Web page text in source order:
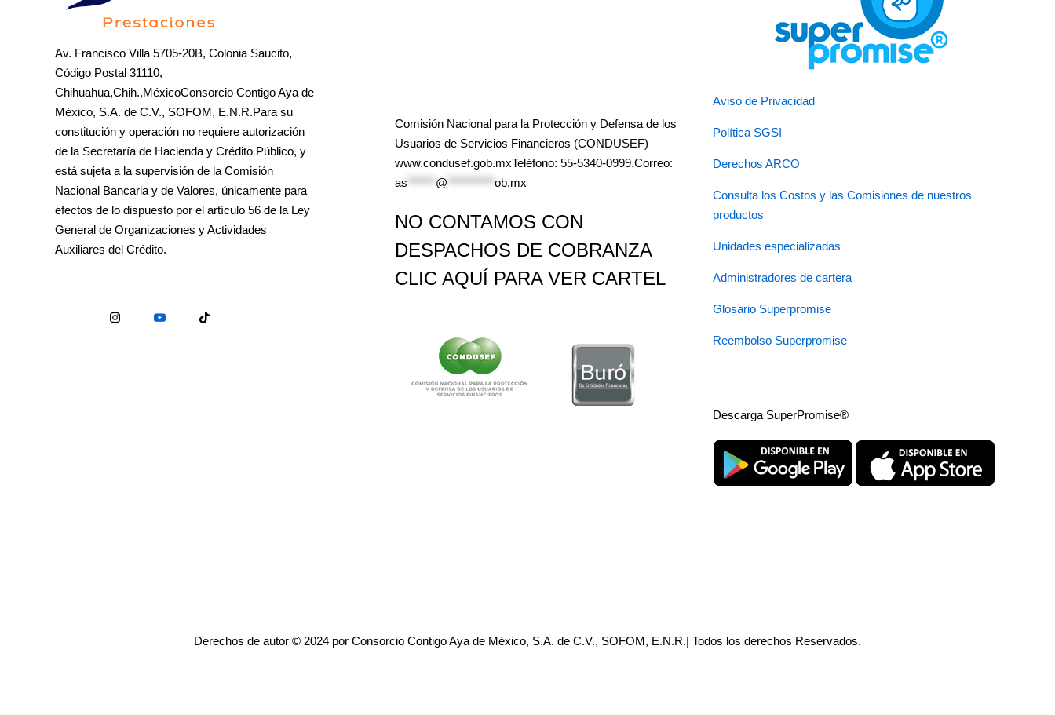
Av. Francisco Villa 5705-20B, Colonia Saucito,
Código Postal 31110,
Chihuahua,Chih.,MéxicoConsorcio Contigo Aya de
México, S.A. de C.V., SOFOM, E.N.R.Para su
constitución y operación no requiere autorización
de la Secretaría de Hacienda y Crédito Público, y
está sujeta a la supervisión de la Comisión
Nacional Bancaria y de Valores, únicamente para
efectos de lo dispuesto por el artículo 56 de la Ley
General de Organizaciones y Actividades
Auxiliares del Crédito.
Comisión Nacional para la Protección y Defensa de los
Usuarios de Servicios Financieros (CONDUSEF)
www.condusef.gob.mxTeléfono: 55-5340-0999.Correo:
as
@ ob.mx
NO CONTAMOS CON
DESPACHOS DE COBRANZA
CLIC AQUÍ PARA VER CARTEL
Aviso de Privacidad
Política SGSI
Derechos ARCO
Consulta los Costos y las Comisiones de nuestros
productos
Unidades especializadas
Administradores de cartera
Glosario Superpromise
Reembolso Superpromise
Descarga SuperPromise®
Derechos de autor © 2024 por Consorcio Contigo Aya de México, S.A. de C.V., SOFOM, E.N.R.| Todos los derechos Reservados.